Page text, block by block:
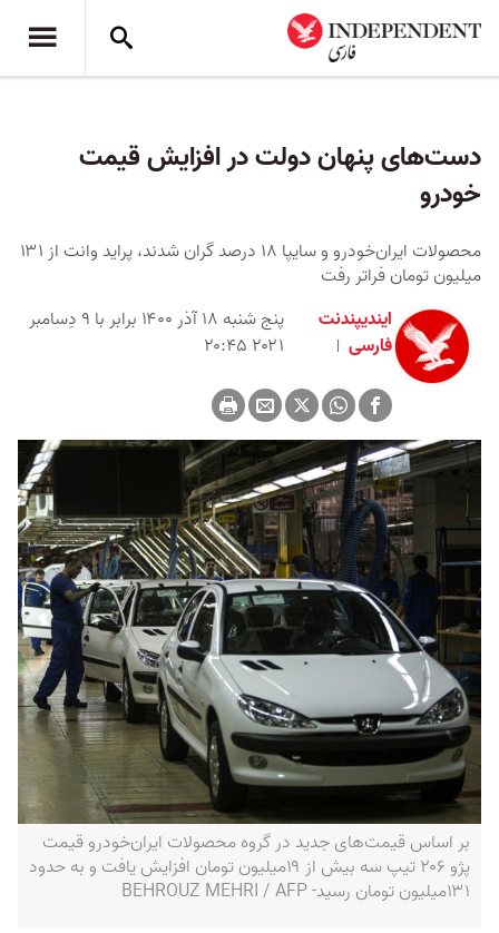
دست‌های پنهان دولت در افزایش قیمت
خودرو
محصولات ایران‌خودرو و سایپا ۱۸ درصد گران شدند، پراید وانت از ۱۳۱
میلیون تومان فراتر رفت
ایندیپندنت
فارسی
پنج شنبه ۱۸ آذر ۱۴۰۰ برابر با ۹ دِسامبر
۲۰۲۱ ۲۰:۴۵
بر اساس قیمت‌های جدید در گروه محصولات ایران‌خودرو قیمت
پژو ۲۰۶ تیپ سه بیش از ۱۹میلیون تومان افزایش یافت و به حدود
۱۳۱میلیون تومان رسید- BEHROUZ MEHRI / AFP